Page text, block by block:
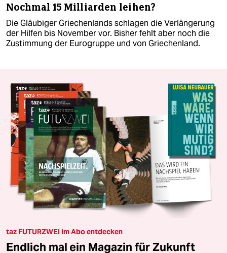
Nochmal 15 Milliarden leihen?
Die Gläubiger Griechenlands schlagen die Verlängerung
der Hilfen bis November vor. Bisher fehlt aber noch die
Zustimmung der Eurogruppe und von Griechenland.
taz FUTURZWEI im Abo entdecken
Endlich mal ein Magazin für Zukunft